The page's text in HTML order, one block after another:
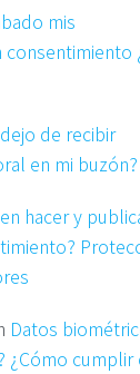
mis
consentimiento
de recibir
en mi buzón?
hacer y
Datos
¿Cómo cumplir